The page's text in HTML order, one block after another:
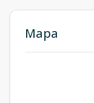
Mapa